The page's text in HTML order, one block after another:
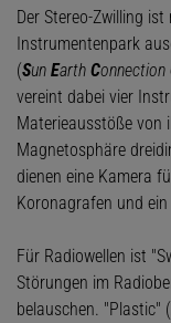
Der Stereo-Zwilling
Instrumentenpark
(Sun Earth Connection
vereint dabei vier
Materieausstöße von
Magnetosphäre
dienen eine Kamera
Koronagrafen und
Für Radiowellen ist
Störungen im
belauschen. "Plastic" (